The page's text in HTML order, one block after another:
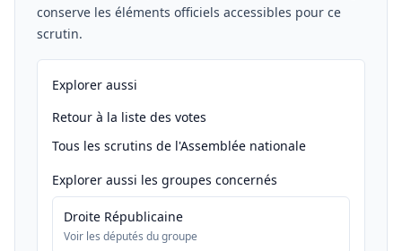
conserve les éléments officiels accessibles pour ce
scrutin.
Explorer aussi
Retour à la liste des votes
Tous les scrutins de l'Assemblée nationale
Explorer aussi les groupes concernés
Droite Républicaine
Voir les députés du groupe